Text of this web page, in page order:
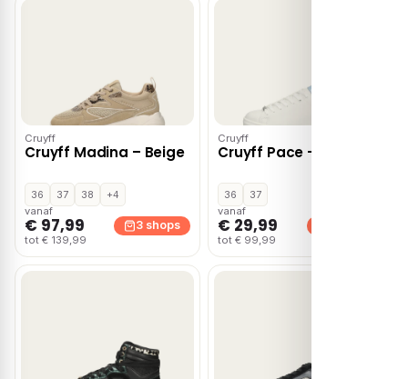
Cruyff
Cruyff Madina – Beige
36 37 38
+4
vanaf
€ 97,99
tot € 139,99
3 shops
Cruyff
Cruyff Pace – Wit
36
37
vanaf
€ 29,99
tot € 99,99